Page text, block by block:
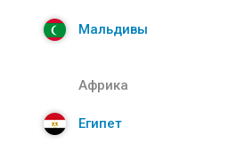
Мальдивы
Африка
Египет